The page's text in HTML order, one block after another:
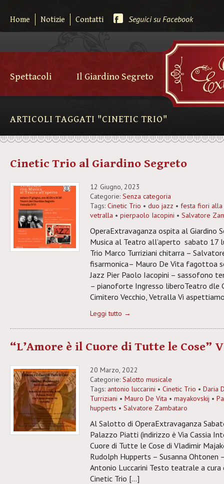
Home Notizie Contatti Seguici su Facebook
Spettacoli Il Giardino Segreto
ARTICOLI TAGGATI "CINETIC TRIO"
Cinetic Trio al Giardino Segreto
12 Giugno, 2023
Categorie: Senza categoria
Tags: Cinetic Trio • duo jazz • festa fiori alla
vetralla • pierpaolo Iacopini • Salvatore
OperaExtravaganza ospita al Giardino
Musica al Teatro all’aperto sabato 17
Trio Marco Turriziani chitarra –
fisarmonica– Mauro De Vita fagottoa
Jazz Pier Paolo Iacopini – sassofono
– pianoforte Ingresso liberoTeatro dle
Cimitero Vecchio, Vetralla Vi
Leggi tutto →
“L’Amore è il Cuore di Tutte le Cose”
20 Marzo, 2022
Categorie: Salotto musicale
Tags: antonio luccarini • Cinetic Trio • Daria
Turriziani • Mauro De Vita • mayakovskij •
hupperts • Salvatore Zambataro
Al Salotto di OperaExtravaganza
Palazzo Piatti (indirizzo è Via Cassia
Cuore di Tutte le Cose di Vladimir
Rudolph Hupperts – Susanna Ohtonen
Antonio Luccarini Testo teatrale a
Cinetic Trio […]